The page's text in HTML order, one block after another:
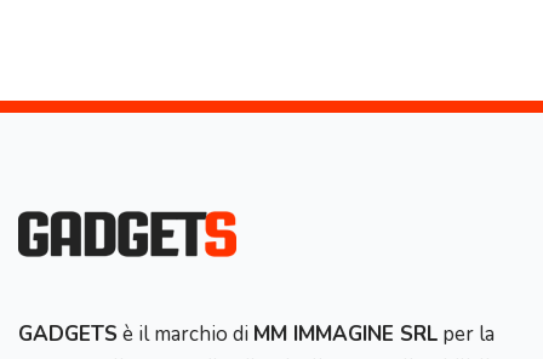
GADGETS è il marchio di MM IMMAGINE SRL per la